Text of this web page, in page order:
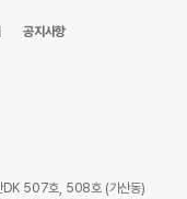
공지사항
DK 507호, 508호 (가산동)